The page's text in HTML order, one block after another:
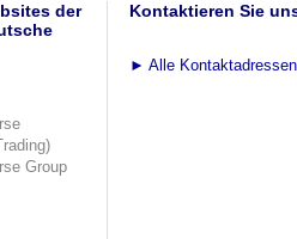
der
Group
Kontaktieren Sie
► Alle